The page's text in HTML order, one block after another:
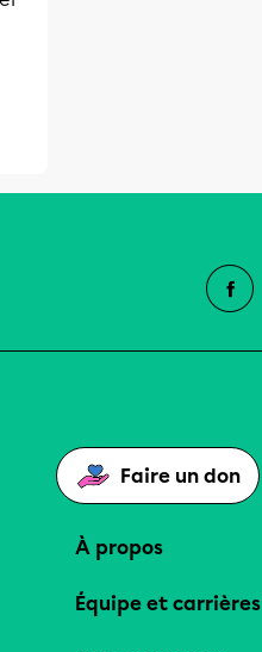
Faire un don
À propos
Équipe et carrières